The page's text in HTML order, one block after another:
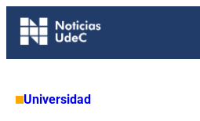
Saltar
Universidad